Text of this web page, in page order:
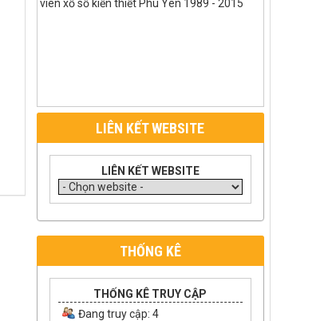
viên xổ số kiến thiết Phú Yên 1989 - 2015
LIÊN KẾT WEBSITE
LIÊN KẾT WEBSITE
THỐNG KÊ
THỐNG KÊ TRUY CẬP
Đang truy cập: 4